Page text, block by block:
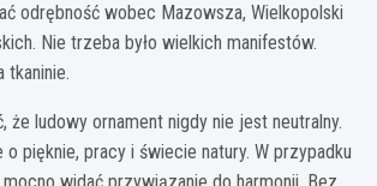
odrębność wobec Mazowsza, Wielkopolski
Nie trzeba było wielkich manifestów.
tkaninie.
że ludowy ornament nigdy nie jest neutralny.
o pięknie, pracy i świecie natury. W przypadku